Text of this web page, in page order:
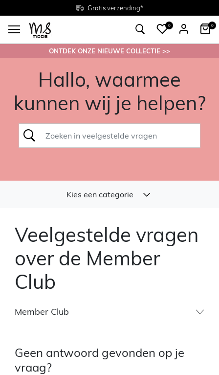
Gratisverzending*
Maten38 - 54
Gratisretourneren in de winkel
0 0
ONTDEK ONZE NIEUWE COLLECTIE >>
Hallo, waarmee
kunnen wij je helpen?
Kies een categorie
Veelgestelde vragen
over de Member
Club
Member Club
Geen antwoord gevonden op je
vraag?